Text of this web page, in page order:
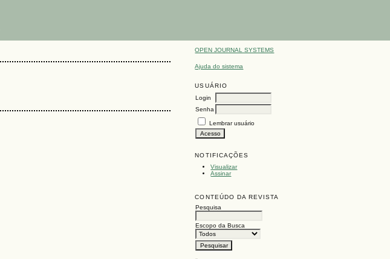
OPEN JOURNAL SYSTEMS
Ajuda do sistema
USUÁRIO
Login
Senha
Lembrar usuário
NOTIFICAÇÕES
Visualizar
Assinar
CONTEÚDO DA REVISTA
Pesquisa
Escopo da Busca